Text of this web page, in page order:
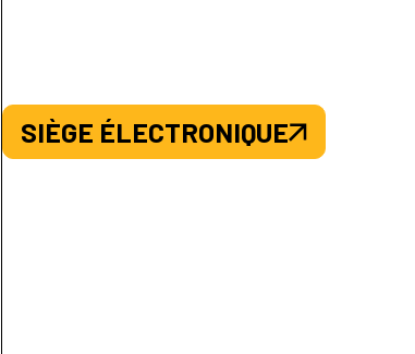
SIÈGE ÉLECTRONIQUE